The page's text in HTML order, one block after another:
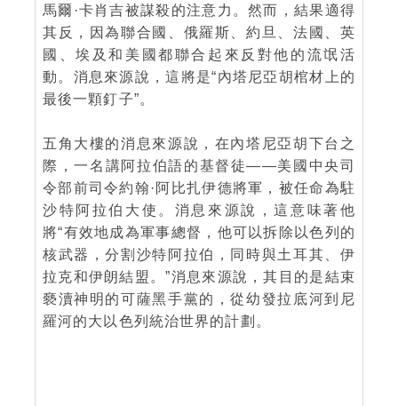
馬爾·卡肖吉被謀殺的注意力。然而，結果適得
其反，因為聯合國、俄羅斯、約旦、法國、英
國、埃及和美國都聯合起來反對他的流氓活
動。消息來源說，這將是“內塔尼亞胡棺材上的
最後一顆釘子”。
五角大樓的消息來源說，在內塔尼亞胡下台之
際，一名講阿拉伯語的基督徒——美國中央司
令部前司令約翰·阿比扎伊德將軍，被任命為駐
沙特阿拉伯大使。消息來源說，這意味著他
將“有效地成為軍事總督，他可以拆除以色列的
核武器，分割沙特阿拉伯，同時與土耳其、伊
拉克和伊朗結盟。”消息來源說，其目的是結束
褻瀆神明的可薩黑手黨的，從幼發拉底河到尼
羅河的大以色列統治世界的計劃。